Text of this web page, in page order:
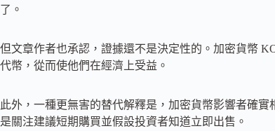
了。
但文章作者也承認，證據還不是決定性的。加密貨幣
代幣，從而使他們在經濟上受益。
此外，一種更無害的替代解釋是，加密貨幣影響者確
是關注建議短期購買並假設投資者知道立即出售。